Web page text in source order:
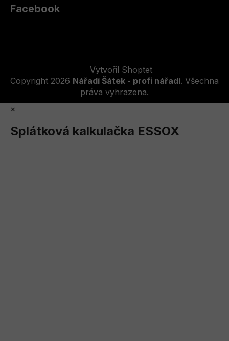
Facebook
Vytvořil Shoptet
Copyright 2026 Nářadí Šátek - profi nářadí. Všechna
práva vyhrazena.
×
Splátková kalkulačka ESSOX